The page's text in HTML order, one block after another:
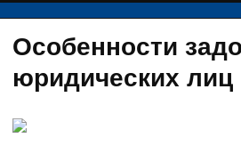
Особенности
юридических лиц